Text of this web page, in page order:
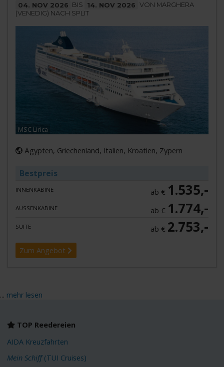
04. NOV 2026 BIS 14. NOV 2026 VON MARGHERA
(VENEDIG) NACH SPLIT
MSC Lirica
Ägypten, Griechenland, Italien, Kroatien, Zypern
Bestpreis
INNENKABINE ab € 1.535,-
AUSSENKABINE ab € 1.774,-
SUITE ab € 2.753,-
Zum Angebot
... mehr lesen
TOP Reedereien
AIDA Kreuzfahrten
Mein Schiff(TUI Cruises)